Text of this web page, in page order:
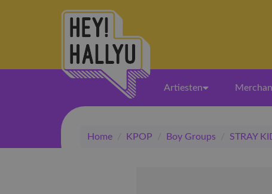
Artiesten
Home / KPOP / Boy Groups / STRAY